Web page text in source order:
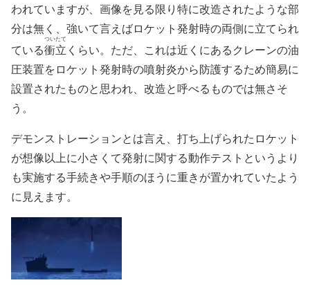
われていますが、画像を見る限り特に改造されたような部
分は無く、強いて言えばロケット発射時の両側に立てられ
ている衝立
ついたて
くらい。ただ、これは近くにあるクレーンの油
圧装置をロケット発射時の噴射炎から防護するため簡易に
設置されたものと思われ、改造と呼べるものでは無さそ
う。
デモンストレーションとは言え、打ち上げられたロケット
が想像以上に小さくて発射に関する動作テストというより
も実施する手続きや手順のほうに重きが置かれていたよう
に見えます。